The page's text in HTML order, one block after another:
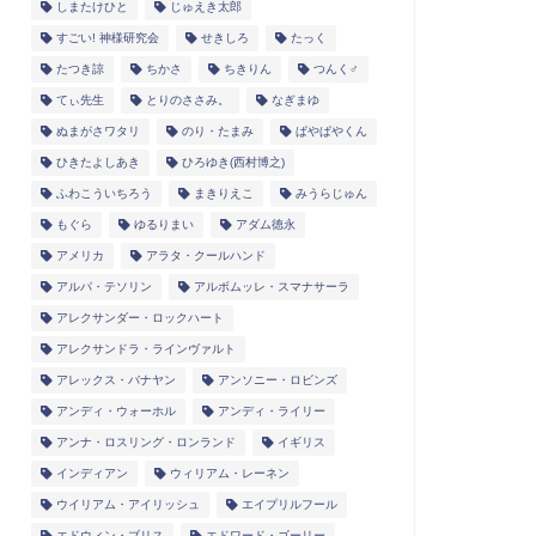
しまたけひと じゅえき太郎
すごい! 神様研究会 せきしろ たっく
たつき諒 ちかさ ちきりん つんく♂
てぃ先生 とりのささみ。 なぎまゆ
ぬまがさワタリ のり・たまみ ぱやぱやくん
ひきたよしあき ひろゆき(西村博之)
ふわこういちろう まきりえこ みうらじゅん
もぐら ゆるりまい アダム徳永
アメリカ アラタ・クールハンド
アルパ・テソリン アルボムッレ・スマナサーラ
アレクサンダー・ロックハート
アレクサンドラ・ラインヴァルト
アレックス・バナヤン アンソニー・ロビンズ
アンディ・ウォーホル アンディ・ライリー
アンナ・ロスリング・ロンランド イギリス
インディアン ウィリアム・レーネン
ウイリアム・アイリッシュ エイプリルフール